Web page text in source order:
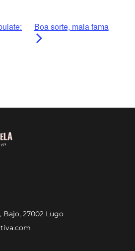
Boa sorte, mala fama
Bajo, 27002 Lugo